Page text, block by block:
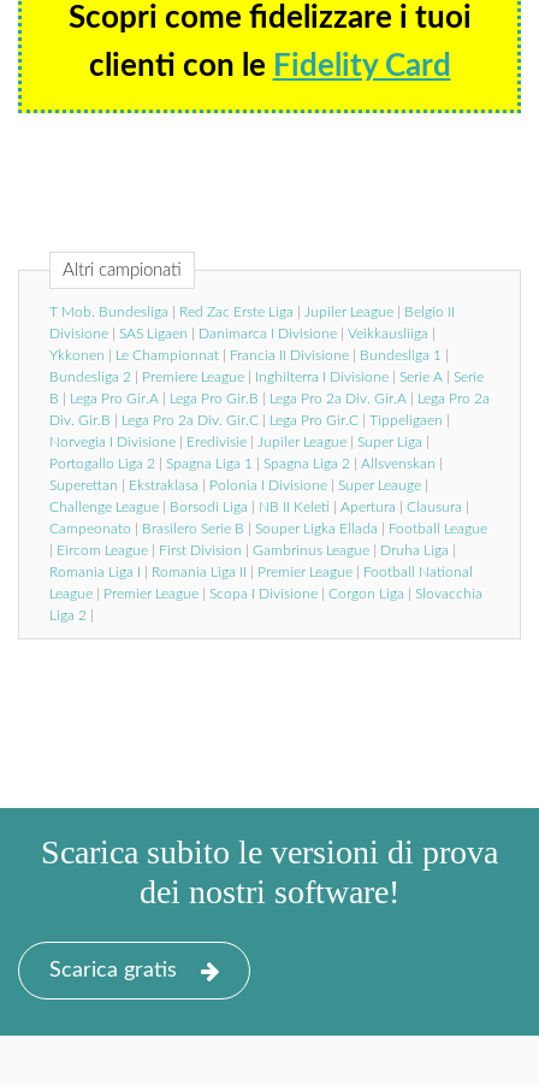
Scopri come fidelizzare i tuoi
clienti con le Fidelity Card
Altri campionati
T Mob. Bundesliga Red Zac Erste Liga Jupiler League
Belgio II
Divisione
SAS Ligaen Danimarca I Divisione Veikkausliiga
Ykkonen
Le Championnat Francia II Divisione Bundesliga 1
Bundesliga 2
Premiere League Inghilterra I Divisione Serie A
Serie
B
Lega Pro Gir.A Lega Pro Gir.B Lega Pro 2a Div. Gir.A
Lega Pro 2a
Div. Gir.B
Lega Pro 2a Div. Gir.C Lega Pro Gir.C Tippeligaen
Norvegia I Divisione
Eredivisie Jupiler League Super Liga
Portogallo Liga 2
Spagna Liga 1 Spagna Liga 2 Allsvenskan
Superettan
Ekstraklasa Polonia I Divisione Super Leauge
Challenge League
Borsodi Liga NB II Keleti Apertura Clausura
Campeonato
Brasilero Serie B Souper Ligka Ellada
Football League
Eircom League First Division Gambrinus League Druha Liga
Romania Liga I
Romania Liga II Premier League
Football National
League
Premier League Scopa I Divisione Corgon Liga
Slovacchia
Liga 2
Scarica subito le versioni di prova
dei nostri software!
Scarica gratis